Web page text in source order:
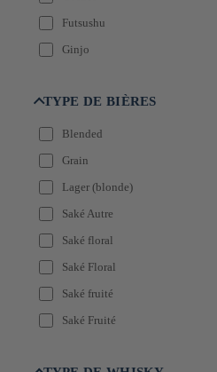
Toyama
Wakayama
Yamagata
Yamanashi
Futsushu
Ginjo
Junmai
Junmai daiginjo
Junmai daiginjo genshu
Junmai genshu
Junmai ginjo
Junmai Ginjo
Junmai ginjo nigori
Junmai pétillant
Kirin
Liqueur fruit
TYPE DE BIÈRES
Blended
Grain
Lager (blonde)
Saké Autre
Saké floral
Saké Floral
Saké fruité
Saké Fruité